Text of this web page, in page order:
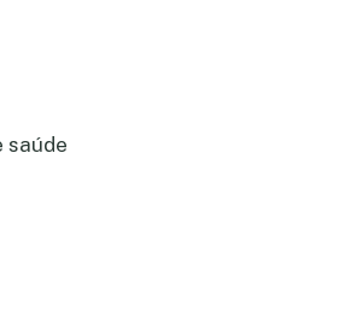
saúde